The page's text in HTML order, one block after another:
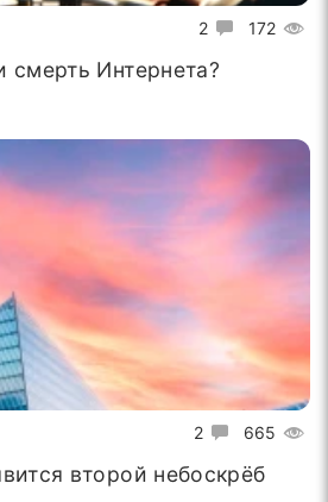
2 172
смерть Интернета?
2 665
второй небоскрёб